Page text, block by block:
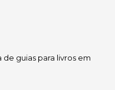
de guias para livros em